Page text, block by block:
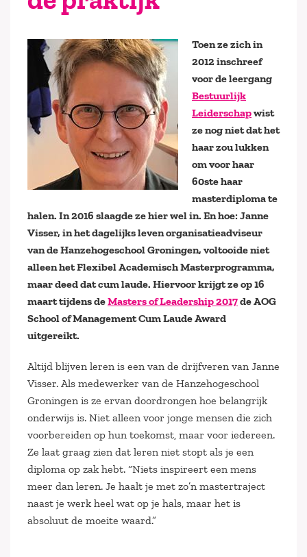
Toen ze zich in
2012 inschreef
voor de leergang
Bestuurlijk
Leiderschapwist
ze nog niet dat het
haar zou lukken
om voor haar
60ste haar
masterdiploma te
halen. In 2016 slaagde ze hier wel in. En hoe: Janne
Visser, in het dagelijks leven organisatieadviseur
van de Hanzehogeschool Groningen, voltooide niet
alleen het Flexibel Academisch Masterprogramma,
maar deed dat cum laude. Hiervoor krijgt ze op 16
maart tijdens deMasters of Leadership 2017de AOG
School of Management Cum Laude Award
uitgereikt.
Altijd blijven leren is een van de drijfveren van Janne
Visser. Als medewerker van de Hanzehogeschool
Groningen is ze ervan doordrongen hoe belangrijk
onderwijs is. Niet alleen voor jonge mensen die zich
voorbereiden op hun toekomst, maar voor iedereen.
Ze laat graag zien dat leren niet stopt als je een
diploma op zak hebt. “Niets inspireert een mens
meer dan leren. Je haalt je met zo’n mastertraject
naast je werk heel wat op je hals, maar het is
absoluut de moeite waard.”